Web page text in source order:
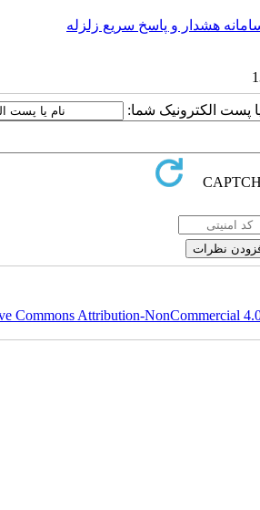
هشدار و پاسخ سریع زلزله
پست الکترونیک شما:
Commons Attribution-NonCommercial